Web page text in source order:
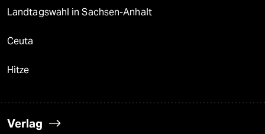
Landtagswahl in Sachsen-Anhalt
Ceuta
Hitze
Verlag